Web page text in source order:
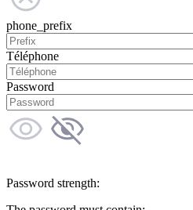
phone_prefix
Téléphone
Password
Password strength: